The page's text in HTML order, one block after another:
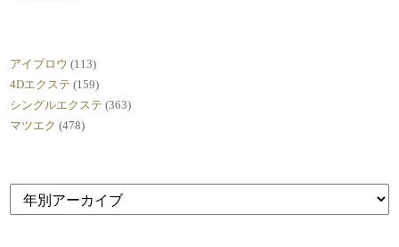
アイブロウ (113)
4Dエクステ (159)
シングルエクステ (363)
マツエク (478)